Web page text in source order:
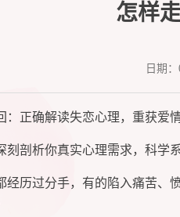
怎样
日期
：正确解读失恋心理，重获爱
刻剖析你真实心理需求，科学
经历过分手，有的陷入痛苦、